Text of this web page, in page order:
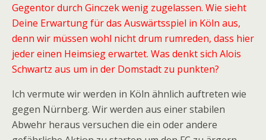
Gegentor durch Ginczek wenig zugelassen. Wie sieht
Deine Erwartung für das Auswärtsspiel in Köln aus,
denn wir müssen wohl nicht drum rumreden, dass hier
jeder einen Heimsieg erwartet. Was denkt sich Alois
Schwartz aus um in der Domstadt zu punkten?
Ich vermute wir werden in Köln ähnlich auftreten wie
gegen Nürnberg. Wir werden aus einer stabilen
Abwehr heraus versuchen die ein oder andere